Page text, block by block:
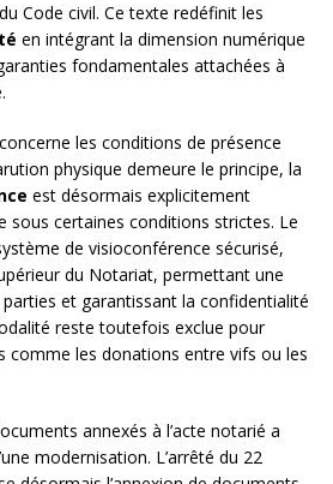
Code civil. Ce texte redéfinit les
en intégrant la dimension numérique
fondamentales attachées à
les conditions de présence
physique demeure le principe, la
est désormais explicitement
sous certaines conditions strictes. Le
de visioconférence sécurisé,
du Notariat, permettant une
et garantissant la confidentialité
reste toutefois exclue pour
comme les donations entre vifs ou les
annexés à l’acte notarié a
modernisation. L’arrêté du 22